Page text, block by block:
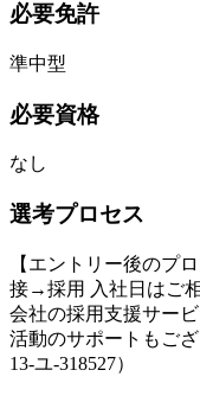
必要免許
準中型
必要資格
なし
選考プロセス
【エントリー後のプ
接→採用 入社日はご
会社の採用支援サー
活動のサポートもご
13-ユ-318527）